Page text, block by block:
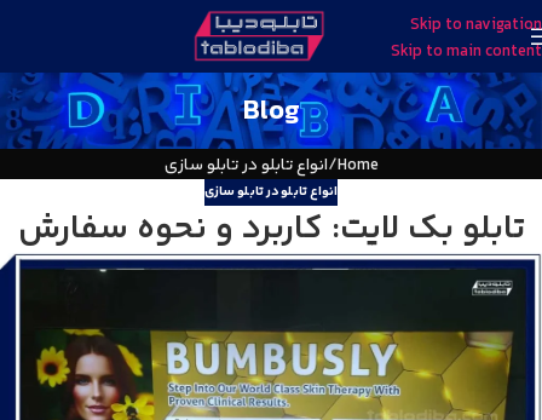
Skip to navigation
Skip to main content
Blog
Home انواع تابلو در تابلو سازی
انواع تابلو در تابلو سازی
تابلو بک لایت: کاربرد و نحوه سفارش